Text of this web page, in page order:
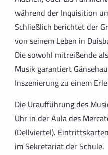
während der Inquisition
Schließlich berichtet der
von seinem Leben in
Die sowohl mitreißende
Musik garantiert
Inszenierung zu einem
DieUraufführungdes
Uhrin der Aula des
(Dellviertel).
im Sekretariat der Schule.